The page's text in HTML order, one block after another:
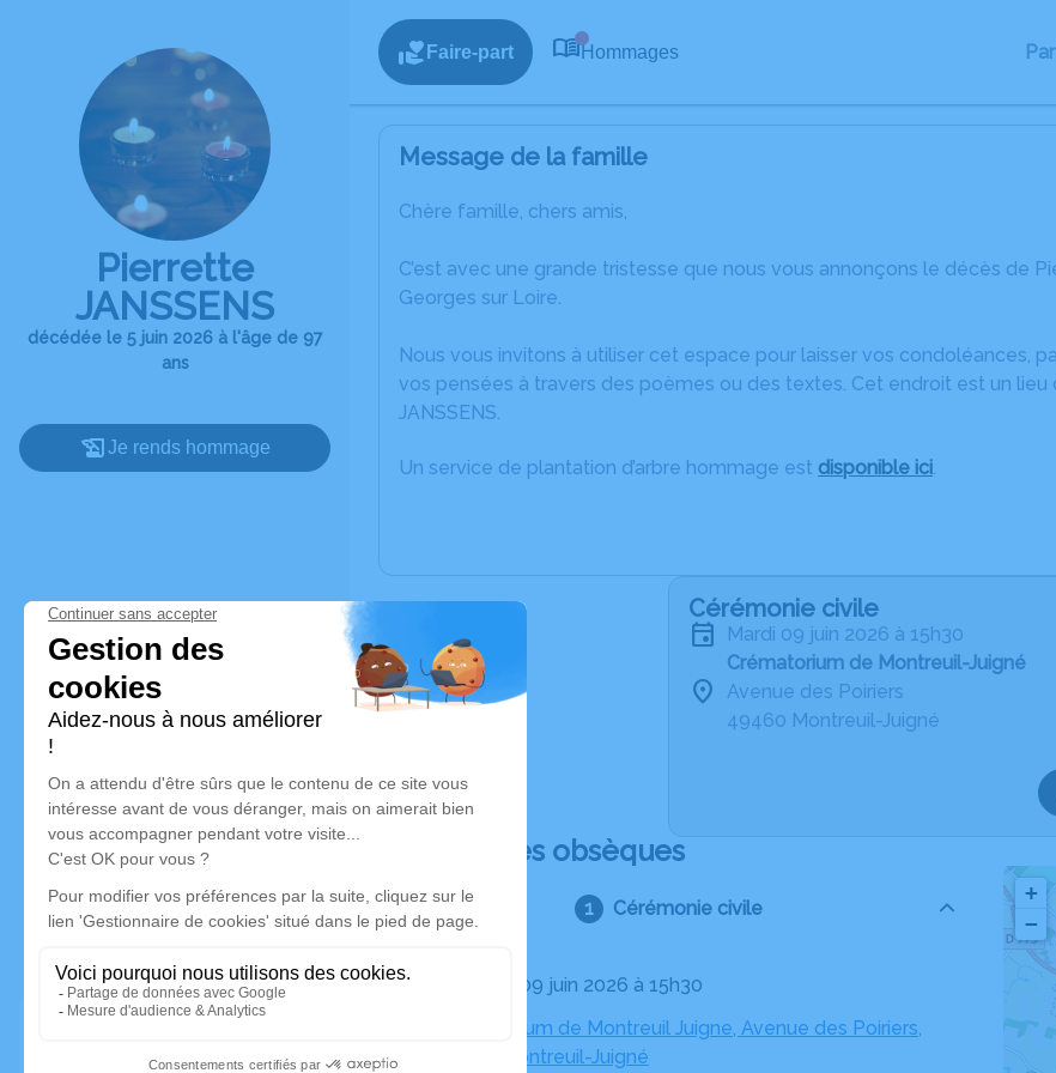
Pierrette
JANSSENS
décédée le 5 juin 2026 à l'âge de 97
ans
Je rends hommage
Faire-part Hommages
Message de la famille
Chère famille, chers amis,
C’est avec une grande tristesse que nous vous annonçons le décès de
Georges sur Loire.
Nous vous invitons à utiliser cet espace pour laisser vos condoléances,
vos pensées à travers des poèmes ou des textes. Cet endroit est un
JANSSENS.
Un service de plantation d’arbre hommage est disponible ici.
Cérémonie civile
mardi 09 juin 2026 à 15h30
Crématorium de Montreuil-Juigné
Avenue des Poiriers
49460 Montreuil-Juigné
Déroulé des obsèques
Cérémonie civile
Le mardi 09 juin 2026 à 15h30
Crématorium de Montreuil Juigne, Avenue des Poiriers,
49460 Montreuil-Juigné
+
−